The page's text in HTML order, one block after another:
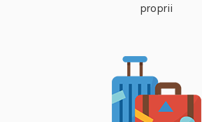
proprii